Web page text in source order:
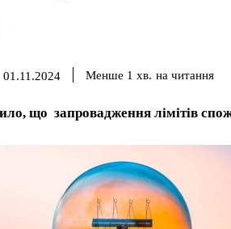
01.11.2024 Менше 1 хв. на читання
що запровадження лімітів